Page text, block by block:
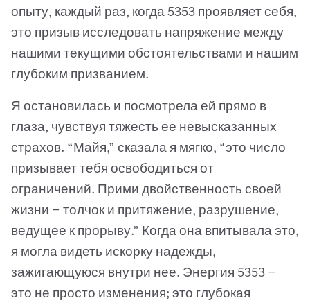
опыту, каждый раз, когда 5353 проявляет себя,
это призыв исследовать напряжение между
нашими текущими обстоятельствами и нашим
глубоким призванием.
Я остановилась и посмотрела ей прямо в
глаза, чувствуя тяжесть ее невысказанных
страхов. “Майя,” сказала я мягко, “это число
призывает тебя освободиться от
ограничений. Прими двойственность своей
жизни — толчок и притяжение, разрушение,
ведущее к прорыву.” Когда она впитывала это,
я могла видеть искорку надежды,
зажигающуюся внутри нее. Энергия 5353 —
это не просто изменения; это глубокая